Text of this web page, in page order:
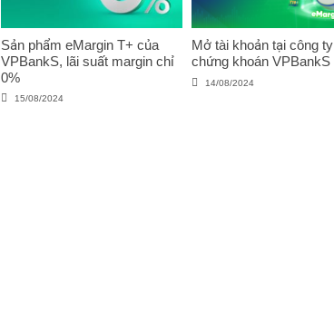
Sản phẩm eMargin T+ của
VPBankS, lãi suất margin chỉ
0%
15/08/2024
Mở tài khoản tại công ty
chứng khoán VPBankS
14/08/2024